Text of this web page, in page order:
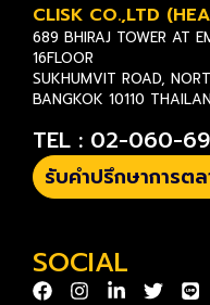
CLISK CO.,LTD
689 BHIRAJ TOWER AT
16FLOOR
SUKHUMVIT ROAD,
BANGKOK 10110
TEL : 02-060-
รับคำปรึกษาการต
SOCIAL